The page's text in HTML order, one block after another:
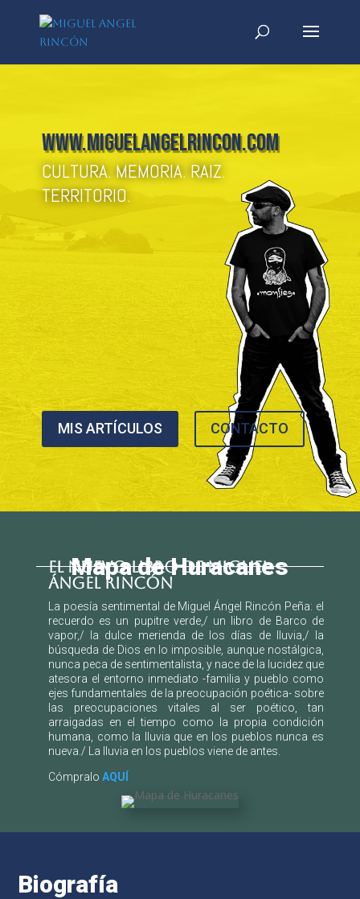
www.miguelangelrincon.com
CULTURA. MEMORIA. RAIZ.
TERRITORIO.
MIS ARTÍCULOS CONTACTO
Mapa de Huracanes
EL NUEVO LIBRO DE MIGUEL
ÁNGEL RINCÓN
La poesía sentimental de Miguel Ángel Rincón Peña: el
recuerdo es un pupitre verde,/ un libro de Barco de
vapor,/ la dulce merienda de los días de lluvia,/ la
búsqueda de Dios en lo imposible, aunque nostálgica,
nunca peca de sentimentalista, y nace de la lucidez que
atesora el entorno inmediato -familia y pueblo como
ejes fundamentales de la preocupación poética- sobre
las preocupaciones vitales al ser poético, tan
arraigadas en el tiempo como la propia condición
humana, como la lluvia que en los pueblos nunca es
nueva./ La lluvia en los pueblos viene de antes.
Cómpralo AQUÍ
Biografía